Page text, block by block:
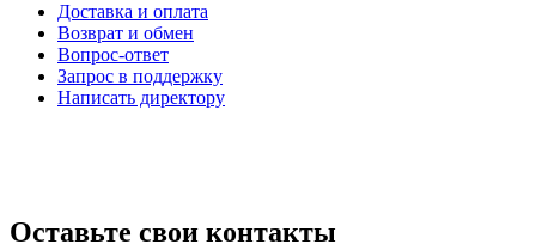
Доставка и оплата
Возврат и обмен
Вопрос-ответ
Запрос в поддержку
Написать директору
Оставьте свои контакты